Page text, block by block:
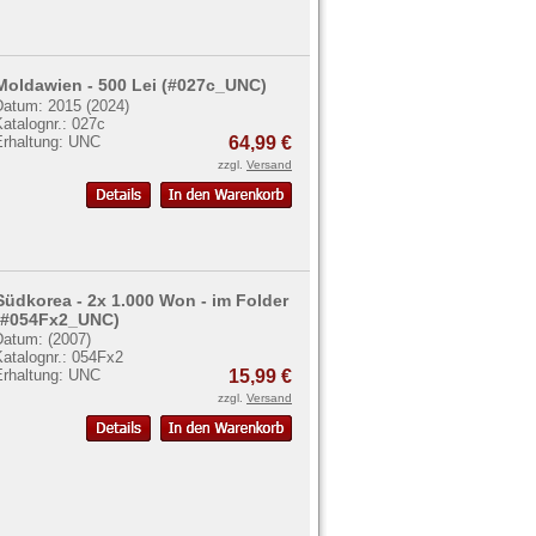
- 500 Lei (#027c_UNC)
2015 (2024)
027c
UNC
64,99 €
zzgl. Versand
- 2x 1.000 Won - im Folder
(2007)
054Fx2
UNC
15,99 €
zzgl. Versand